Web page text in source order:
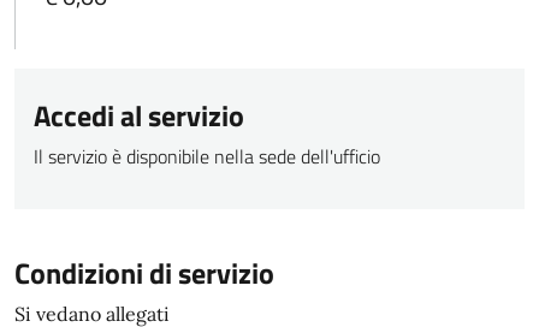
Accedi al servizio
Il servizio è disponibile nella sede dell'ufficio
Condizioni di servizio
Si vedano allegati